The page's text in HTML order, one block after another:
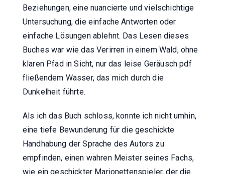
Beziehungen, eine nuancierte und vielschichtige
Untersuchung, die einfache Antworten oder
einfache Lösungen ablehnt. Das Lesen dieses
Buches war wie das Verirren in einem Wald, ohne
klaren Pfad in Sicht, nur das leise Geräusch pdf
fließendem Wasser, das mich durch die
Dunkelheit führte.
Als ich das Buch schloss, konnte ich nicht umhin,
eine tiefe Bewunderung für die geschickte
Handhabung der Sprache des Autors zu
empfinden, einen wahren Meister seines Fachs,
wie ein geschickter Marionettenspieler, der die